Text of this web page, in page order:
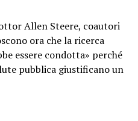
Allen Steere, coautori
ora che la ricerca
essere condotta» perché
pubblica giustificano un